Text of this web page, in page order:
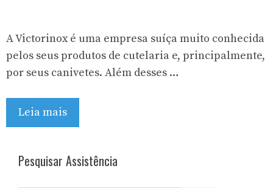
A Victorinox é uma empresa suíça muito conhecida
pelos seus produtos de cutelaria e, principalmente,
por seus canivetes. Além desses …
Leia mais
Pesquisar Assistência